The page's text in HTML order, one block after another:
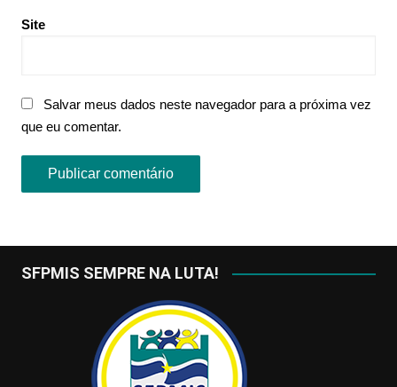
Site
Salvar meus dados neste navegador para a próxima vez
que eu comentar.
SFPMIS SEMPRE NA LUTA!